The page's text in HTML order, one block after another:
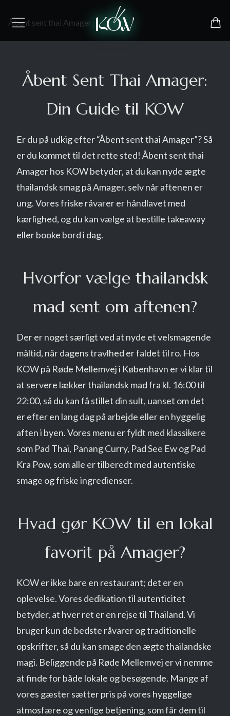
Åbent sent thai Amager
Åbent Sent Thai Amager:
Din Guide til KOW
Er du på udkig efter “Åbent sent thai Amager”? Så
er du kommet til det rette sted! Åbent sent thai
Amager hos KOW betyder, at du kan nyde ægte
thailandsk smag på Amager, selv når aftenen er
ung. Vores friske råvarer er håndlavet med
kærlighed, og du kan vælge at bestille takeaway
eller booke bord i dag.
Hvorfor vælge thailandsk
mad sent om aftenen?
Der er noget særligt ved at nyde et velsmagende
måltid, når dagens travlhed er faldet til ro. Hos
KOW på Røde Mellemvej i København er vi klar til
at servere lækker thailandsk mad fra kl. 16:00 til
22:00, så du kan få stillet din sult, uanset om det
er efter en lang dag på arbejde eller en hyggelig
aften i byen. Vores menu er fyldt med klassikere
som Pad Thai, Panang Curry, Pad See Ew og Pad
Kra Pow, som alle er tilberedt med autentiske
smage og friske ingredienser.
Hvad gør KOW til en lokal
favorit på Amager?
KOW er ikke bare en restaurant; det er en
oplevelse. Vores dedikation til autenticitet
betyder, at hver ret er en rejse til Thailand. Vi
bruger kun de bedste råvarer og traditionelle
opskrifter, så du kan smage den ægte thailandske
magi. Beliggende på Røde Mellemvej er vi nemme
at finde for både lokale og besøgende. Mange af
vores gæster sætter pris på vores hyggelige
atmosfære og venlige betjening, som får dem til